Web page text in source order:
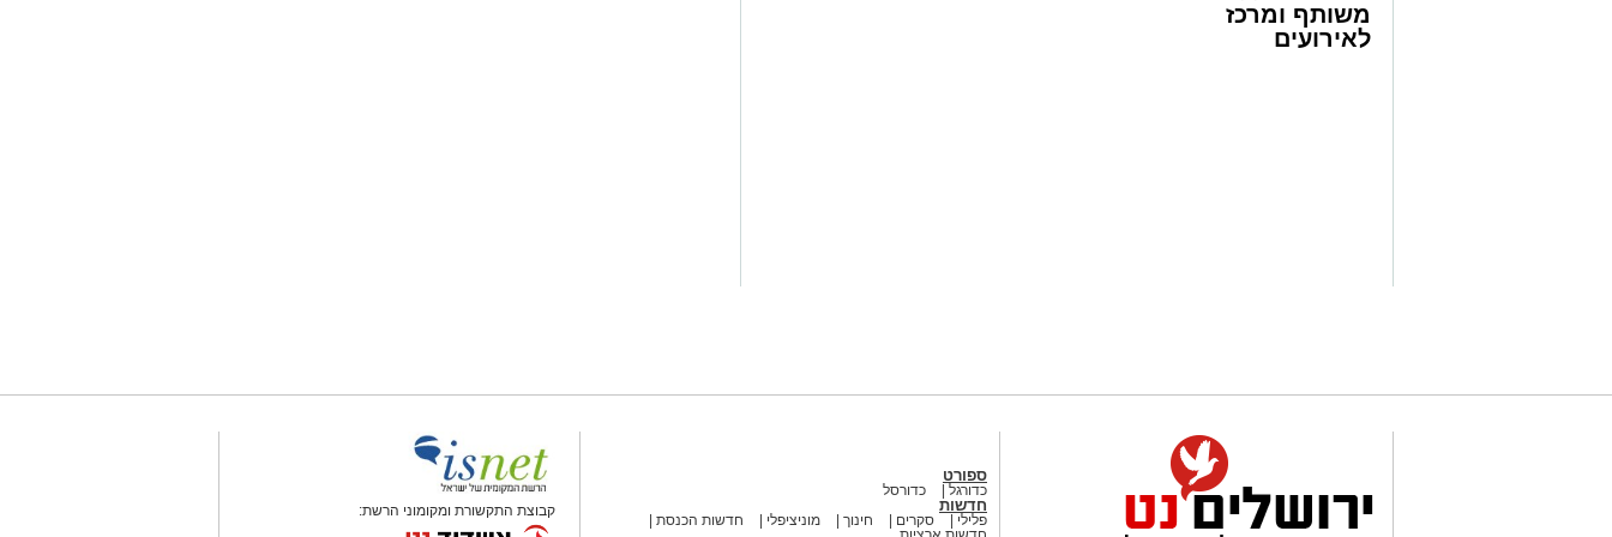
הספורט של ירושלים למוקד הבילויים האולטימטיבי של הקיץ. שילוב ה־ארנה
PARK יחד עם מתחם ההחלקה על הקרח הסמוך יוצר עבור המשפחות קומפלקס
מאות משפחות מכל רחבי העיר. ההשתתפות מיועדת למשפחות ירושלמיות ומותנית
בהרשמה מראש ובתשלום סמלי. כל משפחה מתבקשת להגיע עם אוהל, ציוד שינה
וציוד אישי, ואנחנו נדאג לכל השאר.
משותף ומרכז
לאירועים
ספורט
כדורגל כדורסל
חדשות
פלילי סקרים חינוך מוניציפלי
חדשות הכנסת
קבוצת התקשורת ומקומוני הרשת: